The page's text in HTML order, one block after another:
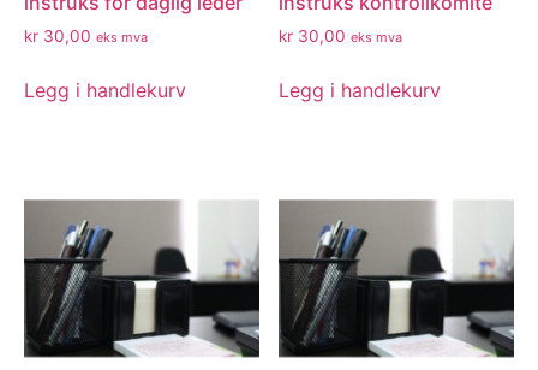
kr 30,00 eks mva
Legg i handlekurv
kr 30,00 eks mva
Legg i handlekurv